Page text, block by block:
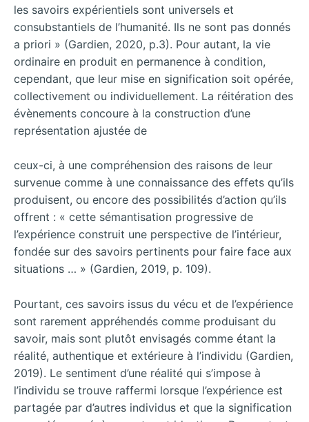
les savoirs expérientiels sont universels et
consubstantiels de l’humanité. Ils ne sont pas donnés
a priori » (Gardien, 2020, p.3). Pour autant, la vie
ordinaire en produit en permanence à condition,
cependant, que leur mise en signification soit opérée,
collectivement ou individuellement. La réitération des
évènements concoure à la construction d’une
représentation ajustée de
ceux-ci, à une compréhension des raisons de leur
survenue comme à une connaissance des effets qu’ils
produisent, ou encore des possibilités d’action qu’ils
offrent : « cette sémantisation progressive de
l’expérience construit une perspective de l’intérieur,
fondée sur des savoirs pertinents pour faire face aux
situations … » (Gardien, 2019, p. 109).
Pourtant, ces savoirs issus du vécu et de l’expérience
sont rarement appréhendés comme produisant du
savoir, mais sont plutôt envisagés comme étant la
réalité, authentique et extérieure à l’individu (Gardien,
2019). Le sentiment d’une réalité qui s’impose à
l’individu se trouve raffermi lorsque l’expérience est
partagée par d’autres individus et que la signification